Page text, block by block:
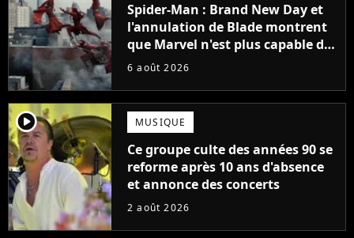
Spider-Man : Brand New Day et
l'annulation de Blade montrent
que Marvel n'est plus capable de
faire quoi que ce soit de simple
6 août 2026
player2 MUSIQUE
Ce groupe culte des années 90 se
reforme après 10 ans d'absence
et annonce des concerts
2 août 2026